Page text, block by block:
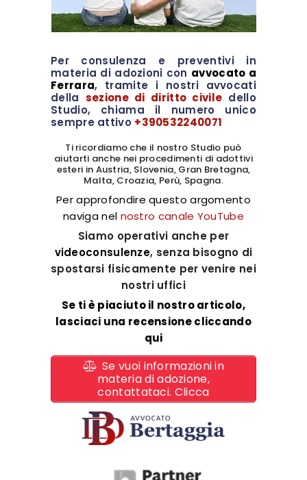
Per consulenza e preventivi in
materia di adozioni con avvocato a
Ferrara, tramite i nostri avvocati
della sezione di diritto civile dello
Studio, chiama il numero unico
sempre attivo +390532240071
Ti ricordiamo che il nostro Studio può
aiutarti anche nei procedimenti di adottivi
esteri in Austria, Slovenia, Gran Bretagna,
Malta, Croazia, Perù, Spagna.
Per approfondire questo argomento
naviga nel nostro canale YouTube
Siamo operativi anche per
videoconsulenze, senza bisogno di
spostarsi fisicamente per venire nei
nostri uffici
Se ti è piaciuto il nostro articolo,
lasciaci una recensionecliccando
qui
Se vuoi informazioni in
materia di adozione,
contattataci. Clicca